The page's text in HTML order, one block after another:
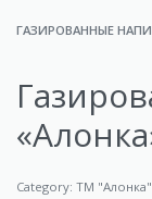
ГАЗИРОВАННЫЕ
Category: ТМ "Алонка"